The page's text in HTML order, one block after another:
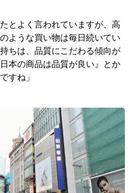
とよく言われていますが、高
ような買い物は毎日続いてい
ちは、品質にこだわる傾向が
本の商品は品質が良い』とか
すね」